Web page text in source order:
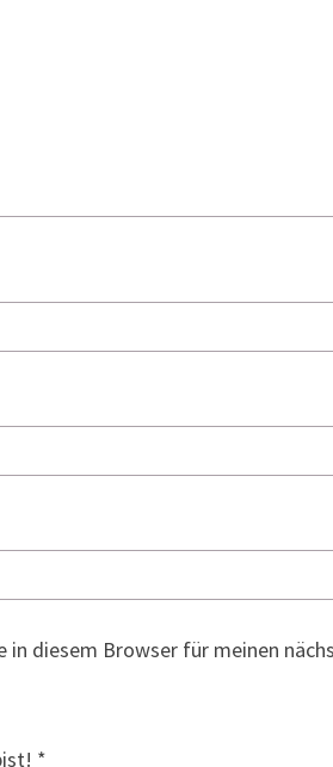
in diesem Browser für meinen
*